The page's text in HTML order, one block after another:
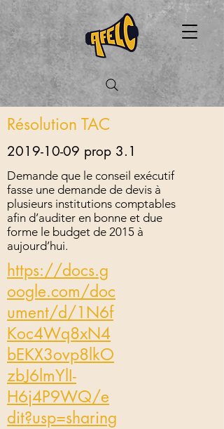
Résolution TAC
2019-10-09 prop 3.1
Demande que le conseil exécutif
fasse une demande de devis à
plusieurs institutions comptables
afin d’auditer en bonne et due
forme le budget de 2015 à
aujourd’hui.
https://docs.g
oogle.com/doc
ument/d/1N6f
Koc4Wq8xN4
bEKX3ovp8lkO
zbJ6lmYlI-
H6j4P9WQ/e
dit?usp=sharing